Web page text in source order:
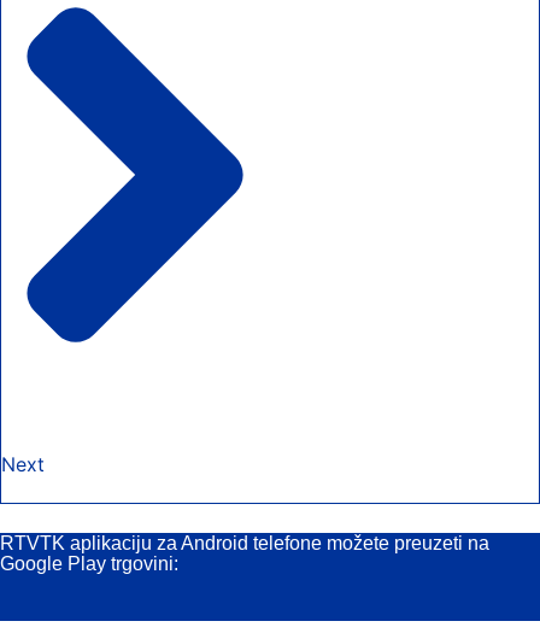
Next
RTVTK aplikaciju za Android telefone možete preuzeti na
Google Play trgovini: